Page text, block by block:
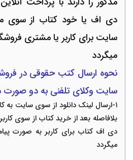
دی اف یا خود کتاب از سوی
سایت برای کاربر یا مشتری
میگردد
نحوه ارسال کتب حقوقی در
سایت وکلای تلفنی به دو صورت
١-ارسال لینک دانلود از سوی سایت
بلافاصله بعد از خرید کتاب از سوی
دی اف کتاب برای کاربر به صورت
میگردد